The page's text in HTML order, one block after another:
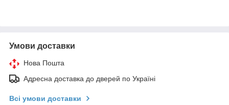
Умови доставки
Нова Пошта
Адресна доставка до дверей по Україні
Всі умови доставки